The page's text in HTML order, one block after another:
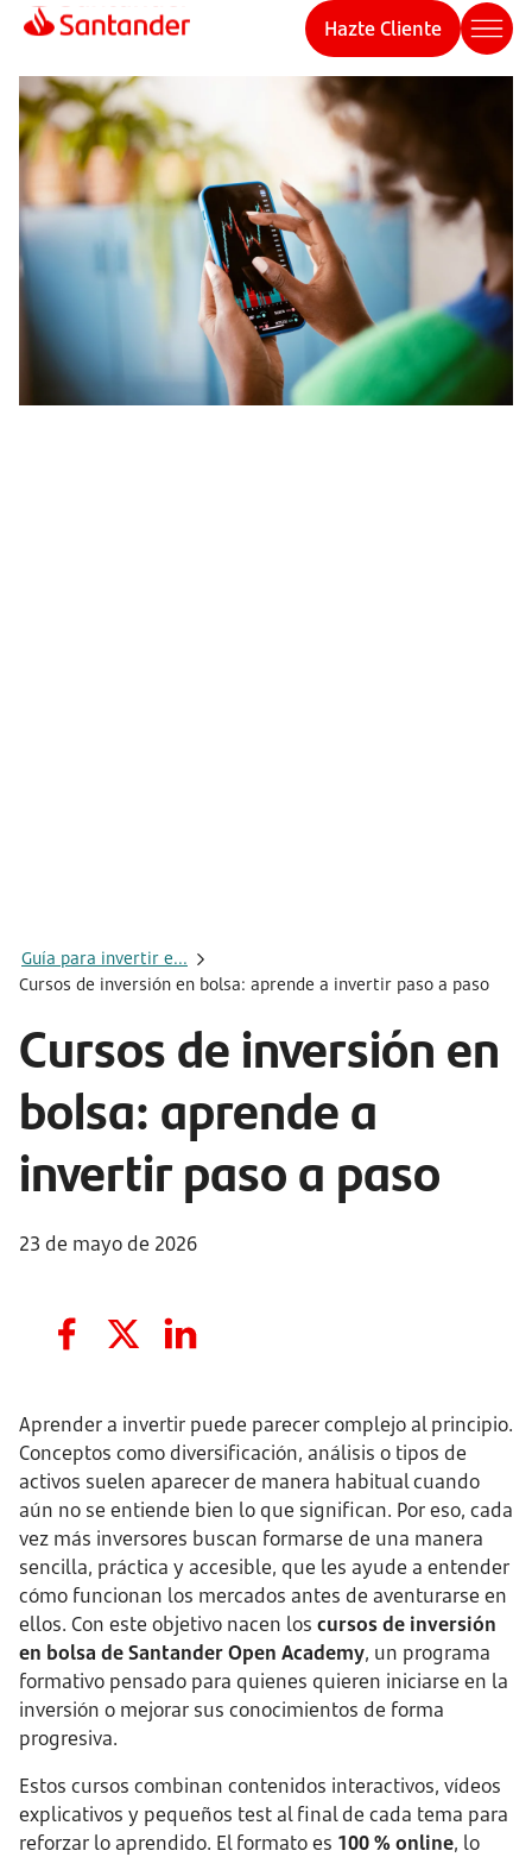
Hazte Cliente
Guía para invertir e...
Cursos de inversión en bolsa: aprende a invertir paso a paso
Cursos de inversión en
bolsa: aprende a
invertir paso a paso
23 de mayo de 2026
Aprender a invertir puede parecer complejo al principio.
Conceptos como diversificación, análisis o tipos de
activos suelen aparecer de manera habitual cuando
aún no se entiende bien lo que significan. Por eso, cada
vez más inversores buscan formarse de una manera
sencilla, práctica y accesible, que les ayude a entender
cómo funcionan los mercados antes de aventurarse en
ellos. Con este objetivo nacen los cursos de inversión
en bolsa de Santander Open Academy, un programa
formativo pensado para quienes quieren iniciarse en la
inversión o mejorar sus conocimientos de forma
progresiva.
Estos cursos combinan contenidos interactivos, vídeos
explicativos y pequeños test al final de cada tema para
reforzar lo aprendido. El formato es 100 % online, lo